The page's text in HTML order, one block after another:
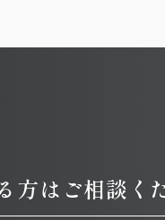
方はご相談く